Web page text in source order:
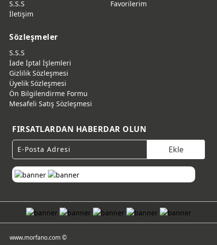
S.S.S
İletişim
Favorilerim
Sözleşmeler
S.S.S
İade İptal İşlemleri
Gizlilik Sözleşmesi
Üyelik Sözleşmesi
Ön Bilgilendirme Formu
Mesafeli Satış Sözleşmesi
FIRSATLARDAN HABERDAR OLUN
Ekle
www.morfano.com ©